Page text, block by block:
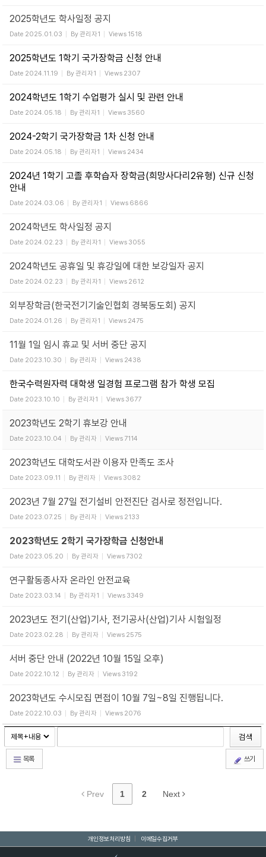
2025학년도 학사일정 공지
Date 2025.01.03 By관리자1 Views 1518
2025학년도 1학기 국가장학금 신청 안내
Date 2024.11.19 By관리자1 Views 2307
2024학년도 1학기 수업평가 실시 및 관련 안내
Date 2024.05.18 By관리자1 Views 3560
2024-2학기 국가장학금 1차 신청 안내
Date 2024.05.18 By관리자1 Views 2434
2024년 1학기 고졸 후학습자 장학금(희망사다리2유형) 신규 신청
안내
Date 2024.03.06 By관리자1 Views 6866
2024학년도 학사일정 공지
Date 2024.02.23 By관리자1 Views 3055
2024학년도 공휴일 및 휴강일에 대한 보강일자 공지
Date 2024.02.23 By관리자1 Views 2612
외부장학금(한국전기기술인협회 경북동도회) 공지
Date 2024.01.26 By관리자1 Views 2475
11월 1일 임시 휴교 및 서버 중단 공지
Date 2023.10.30 By관리자 Views 2438
한국수력원자력 대학생 일경험 프로그램 참가 학생 모집
Date 2023.10.10 By관리자1 Views 3677
2023학년도 2학기 휴보강 안내
Date 2023.10.04 By관리자 Views 7114
2023학년도 대학도서관 이용자 만족도 조사
Date 2023.09.11 By관리자 Views 3082
2023년 7월 27일 전기설비 안전진단 검사로 정전입니다.
Date 2023.07.25 By관리자 Views 2133
2023학년도 2학기 국가장학금 신청안내
Date 2023.05.20 By관리자 Views 7302
연구활동종사자 온라인 안전교육
Date 2023.03.14 By관리자1 Views 3349
2023년도 전기(산업)기사, 전기공사(산업)기사 시험일정
Date 2023.02.28 By관리자 Views 2575
서버 중단 안내 (2022년 10월 15일 오후)
Date 2022.10.12 By관리자 Views 3192
2023학년도 수시모집 면접이 10월 7일~8일 진행됩니다.
Date 2022.10.03 By관리자 Views 2076
검색
목록 쓰기
Prev 1 2 Next
개인정보처리방침 이메일수집거부